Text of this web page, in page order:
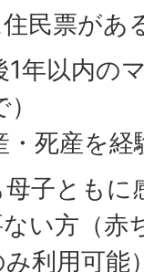
民票があ
1年以内の
・死産を経
子ともに
い方（赤
利用可能）